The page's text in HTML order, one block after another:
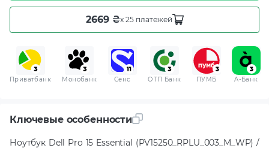
2669 ₴x 25 платежей
Приватбанк Монобанк Сенс ОТП Банк ПУМБ A-Банк
Ключевые особенности
Ноутбук Dell Pro 15 Essential (PV15250_RPLU_003_M_WP) /